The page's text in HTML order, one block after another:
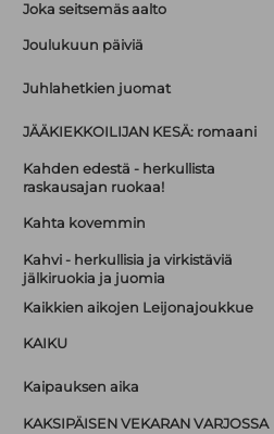
Joka seitsemäs aalto
Joulukuun päiviä
Juhlahetkien juomat
JÄÄKIEKKOILIJAN KESÄ: romaani
Kahden edestä - herkullista
raskausajan ruokaa!
Kahta kovemmin
Kahvi - herkullisia ja virkistäviä
jälkiruokia ja juomia
Kaikkien aikojen Leijonajoukkue
KAIKU
Kaipauksen aika
KAKSIPÄISEN VEKARAN VARJOSSA